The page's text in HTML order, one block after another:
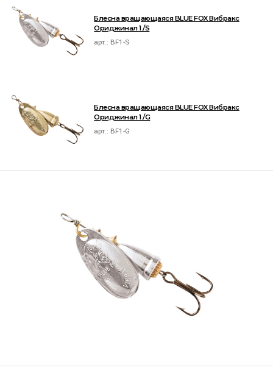
Блесна вращающаяся BLUE FOX Вибракс
Ориджинал 1 /S
арт.: BF1-S
Блесна вращающаяся BLUE FOX Вибракс
Ориджинал 1 /G
арт.: BF1-G